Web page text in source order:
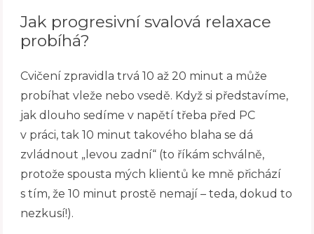
Jak progresivní svalová relaxace
probíhá?
Cvičení zpravidla trvá 10 až 20 minut a může
probíhat vleže nebo vsedě. Když si představíme,
jak dlouho sedíme v napětí třeba před PC
v práci, tak 10 minut takového blaha se dá
zvládnout „levou zadní“ (to říkám schválně,
protože spousta mých klientů ke mně přichází
s tím, že 10 minut prostě nemají – teda, dokud to
nezkusí!).